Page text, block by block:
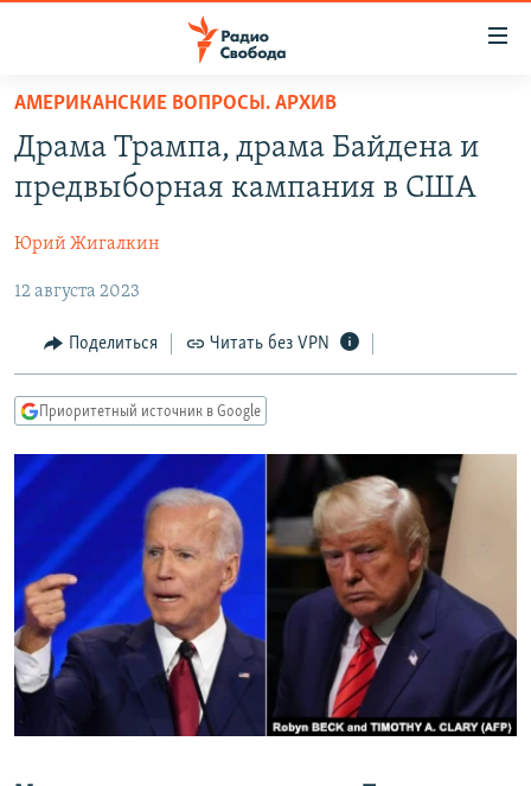
упрощенного
доступа
основному
Вернутся
главной
навигации
Вернутся
поиску
ПОДКАСТЫ
АВТОРСКИЕ ПРОЕКТЫ
ЦИТАТЫ СВОБОДЫ
МНЕНИЯ
КУЛЬТУРА
IDEL.РЕАЛИИ
КАВКАЗ.РЕАЛИИ
СЕВЕР.РЕАЛИИ
СИБИРЬ.РЕАЛИИ
РАСПИСАНИЕ ВЕЩАНИЯ
ПОДПИШИТЕСЬ НА РАССЫЛКУ
СОЦИАЛЬНЫЕ СЕТИ
АМЕРИКАНСКИЕ ВОПРОСЫ. АРХИВ
Драма Трампа, драма Байдена и
предвыборная кампания в США
Юрий Жигалкин
12 августа 2023
Поделиться Читать без VPN
Приоритетный источник в Google